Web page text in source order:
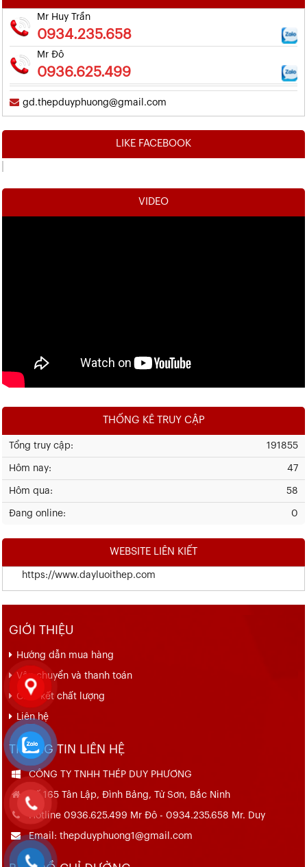
Mr Huy Trần
0934.235.658
Mr Đô
0936.625.499
gd.thepduyphuong@gmail.com
LIKE FACEBOOK
VIDEO
THỐNG KÊ TRUY CẬP
191855
Tổng truy cập:
47
Hôm nay:
58
Hôm qua:
0
Đang online:
WEBSITE LIÊN KIẾT
https://www.dayluoithep.com
GIỚI THIỆU
Hướng dẫn mua hàng
Vận chuyển và thanh toán
Cam kết chất lượng
Liên hệ
THÔNG TIN LIÊN HỆ
CÔNG TY TNHH THÉP DUY PHƯƠNG
Số 165 Tân Lập, Đình Bảng, Từ Sơn, Bắc Ninh
Hotline 0936.625.499 Mr Đô - 0934.235.658 Mr. Duy
Email: thepduyphuong1@gmail.com